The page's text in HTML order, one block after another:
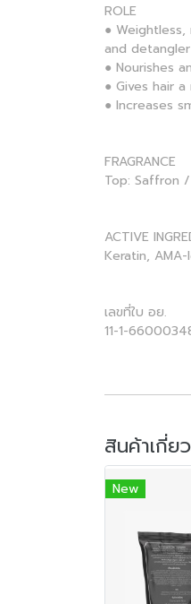
ROLE
●
and detangler
● Nourishes
● Gives hair
● Increases
FRAGRANCE
Top: Saffron
ACTIVE
Keratin,
เลขที่ใบ อย.
11-1-
สินค้าเกี่ย
New